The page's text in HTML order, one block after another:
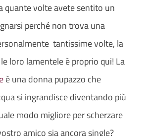
quante volte avete sentito un
perché non trova una
tantissime volte, la
loro lamentele è proprio qui! La
è una donna pupazzo che
si ingrandisce diventando più
modo migliore per scherzare
amico sia ancora single?